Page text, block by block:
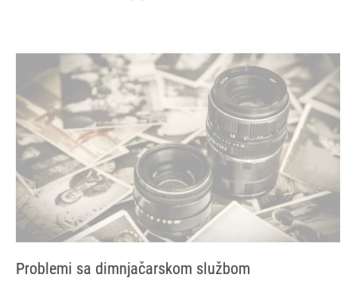
Problemi sa dimnjačarskom službom